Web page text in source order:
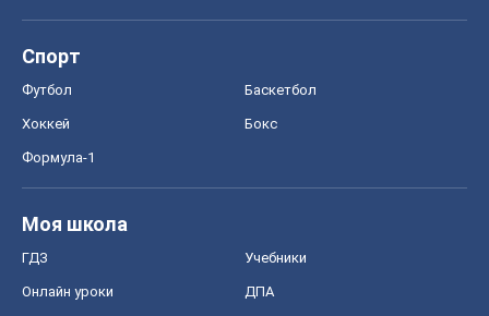
Спорт
Футбол Баскетбол
Хоккей Бокс
Формула-1
Моя школа
ГДЗ Учебники
Онлайн уроки ДПА